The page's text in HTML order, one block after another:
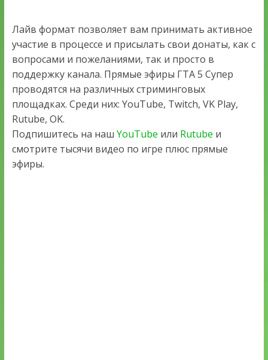
Лайв формат позволяет вам принимать активное
участие в процессе и присылать свои донаты, как с
вопросами и пожеланиями, так и просто в
поддержку канала. Прямые эфиры ГТА 5 Супер
проводятся на различных стриминговых
площадках. Среди них: YouTube, Twitch, VK Play,
Rutube, OK.
Подпишитесь на наш YouTube или Rutube и
смотрите тысячи видео по игре плюс прямые
эфиры.